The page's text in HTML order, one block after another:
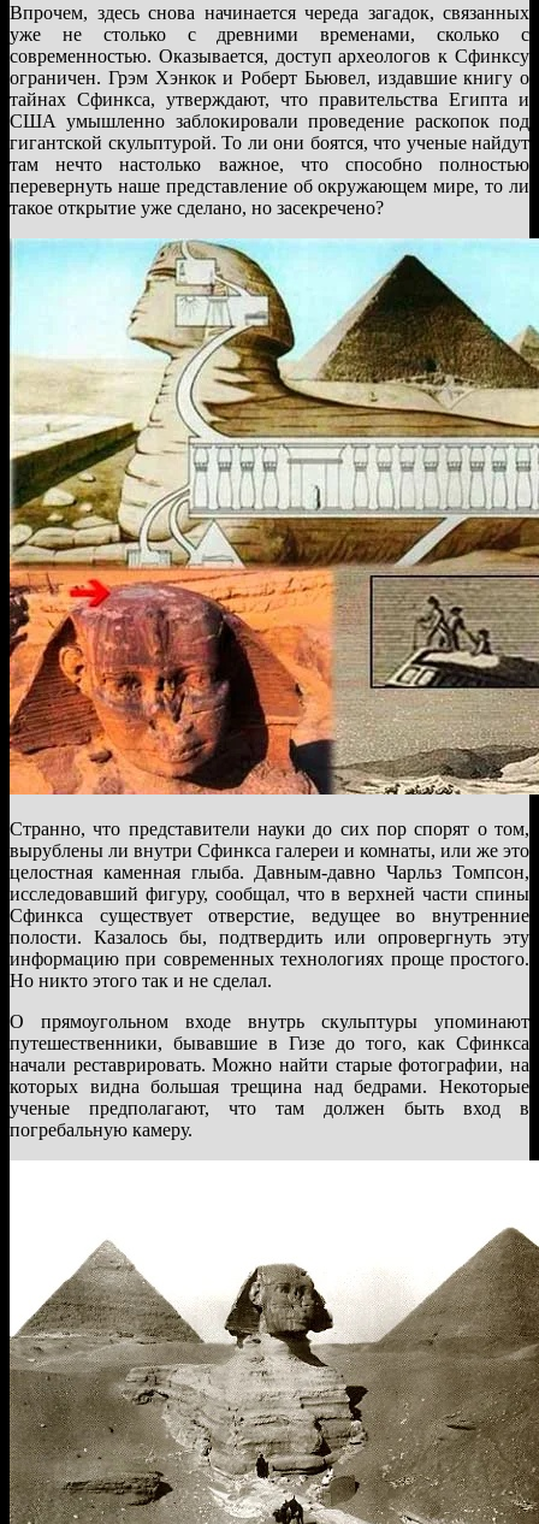
Впрочем, здесь снова начинается череда загадок, связанных
уже не столько с древними временами, сколько с
современностью. Оказывается, доступ археологов к Сфинксу
ограничен. Грэм Хэнкок и Роберт Бьювел, издавшие книгу о
тайнах Сфинкса, утверждают, что правительства Египта и
США умышленно заблокировали проведение раскопок под
гигантской скульптурой. То ли они боятся, что ученые найдут
там нечто настолько важное, что способно полностью
перевернуть наше представление об окружающем мире, то ли
такое открытие уже сделано, но засекречено?
Странно, что представители науки до сих пор спорят о том,
вырублены ли внутри Сфинкса галереи и комнаты, или же это
целостная каменная глыба. Давным-давно Чарльз Томпсон,
исследовавший фигуру, сообщал, что в верхней части спины
Сфинкса существует отверстие, ведущее во внутренние
полости. Казалось бы, подтвердить или опровергнуть эту
информацию при современных технологиях проще простого.
Но никто этого так и не сделал.
О прямоугольном входе внутрь скульптуры упоминают
путешественники, бывавшие в Гизе до того, как Сфинкса
начали реставрировать. Можно найти старые фотографии, на
которых видна большая трещина над бедрами. Некоторые
ученые предполагают, что там должен быть вход в
погребальную камеру.